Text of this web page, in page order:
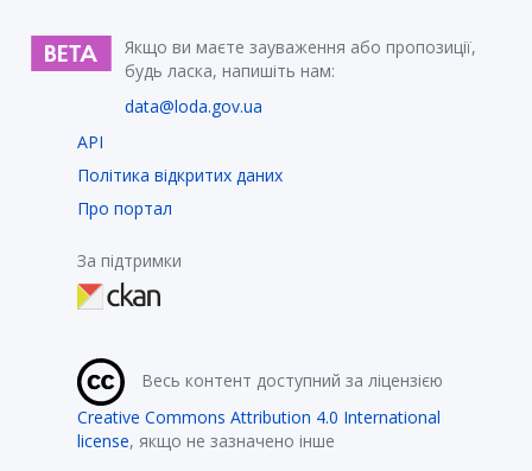
Якщо ви маєте зауваження або пропозиції,
будь ласка, напишіть нам:
data@loda.gov.ua
API
Політика відкритих даних
Про портал
За підтримки
Весь контент доступний за ліцензією
Creative Commons Attribution 4.0 International
license, якщо не зазначено інше